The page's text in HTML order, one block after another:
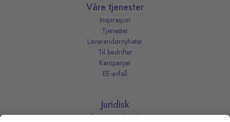
Våre tjenester
Inspirasjon
Tjenester
Leverandørnyheter
Til bedrifter
Kampanjer
EE-avfall
Juridisk
Informasjonskapsler